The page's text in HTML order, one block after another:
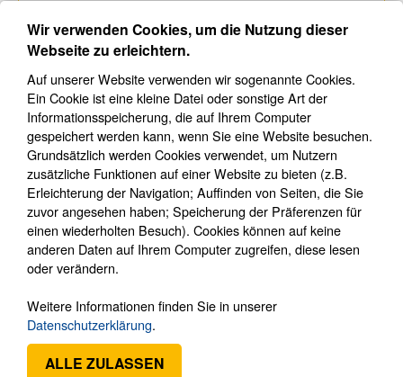
Hikvision ►
Ksenia►
Cerberus (4)
Ei Electronics►
Optex►
UR Fog Nebelsysteme►
Union Smoke Rauchsysteme (3)
Verdrahtete Komponenten
Videoüberwachung►
Bodycams►
Medientechnik►
Wir verwenden Cookies, um die Nutzung dieser
Webseite zu erleichtern.
Auf unserer Website verwenden wir sogenannte Cookies.
Ein Cookie ist eine kleine Datei oder sonstige Art der
Informationsspeicherung, die auf Ihrem Computer
gespeichert werden kann, wenn Sie eine Website besuchen.
Grundsätzlich werden Cookies verwendet, um Nutzern
zusätzliche Funktionen auf einer Website zu bieten (z.B.
Erleichterung der Navigation; Auffinden von Seiten, die Sie
zuvor angesehen haben; Speicherung der Präferenzen für
einen wiederholten Besuch). Cookies können auf keine
anderen Daten auf Ihrem Computer zugreifen, diese lesen
oder verändern.
Weitere Informationen finden Sie in unserer
Datenschutzerklärung.
ALLE ZULASSEN